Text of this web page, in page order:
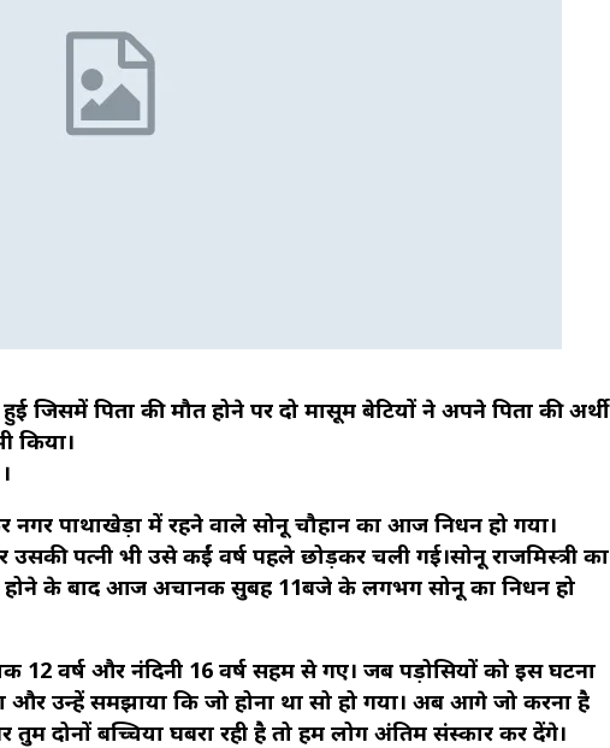
जिसमें पिता की मौत होने पर दो मासूम बेटियों ने अपने पिता की अर्थी
किया।
नगर पाथाखेड़ा में रहने वाले सोनू चौहान का आज निधन हो गया।
पत्नी भी उसे कईं वर्ष पहले छोड़कर चली गई।सोनू राजमिस्त्री का
होने के बाद आज अचानक सुबह 11बजे के लगभग सोनू का निधन हो
12 वर्ष और नंदिनी 16 वर्ष सहम से गए। जब पड़ोसियों को इस घटना
और उन्हें समझाया कि जो होना था सो हो गया। अब आगे जो करना है
तुम दोनों बच्चिया घबरा रही है तो हम लोग अंतिम संस्कार कर देंगे।